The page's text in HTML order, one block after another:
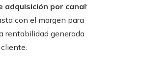
adquisición por canal:
con el margen para
rentabilidad generada